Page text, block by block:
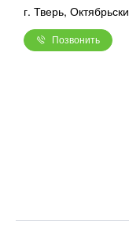
г. Тверь,
Позвонить